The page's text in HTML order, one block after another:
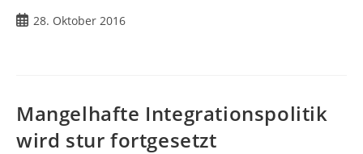
Beitrag28. Oktober 2016
Mangelhafte Integrationspolitik
wird stur fortgesetzt